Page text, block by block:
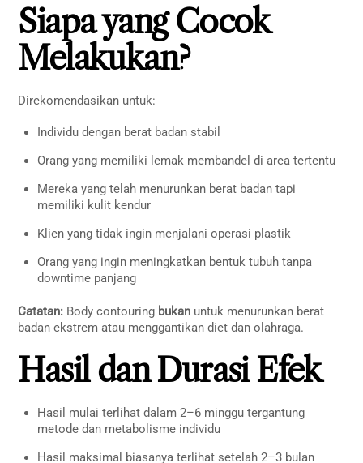
Siapa yang Cocok
Melakukan?
Direkomendasikan untuk:
Individu dengan berat badan stabil
Orang yang memiliki lemak membandel di area tertentu
Mereka yang telah menurunkan berat badan tapi
memiliki kulit kendur
Klien yang tidak ingin menjalani operasi plastik
Orang yang ingin meningkatkan bentuk tubuh tanpa
downtime panjang
Catatan: Body contouring bukan untuk menurunkan berat
badan ekstrem atau menggantikan diet dan olahraga.
Hasil dan Durasi Efek
Hasil mulai terlihat dalam 2–6 minggu tergantung
metode dan metabolisme individu
Hasil maksimal biasanya terlihat setelah 2–3 bulan